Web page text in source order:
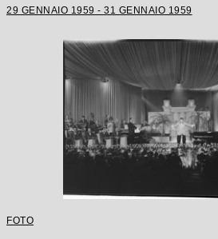
29 GENNAIO 1959 - 31 GENNAIO 1959
FOTO